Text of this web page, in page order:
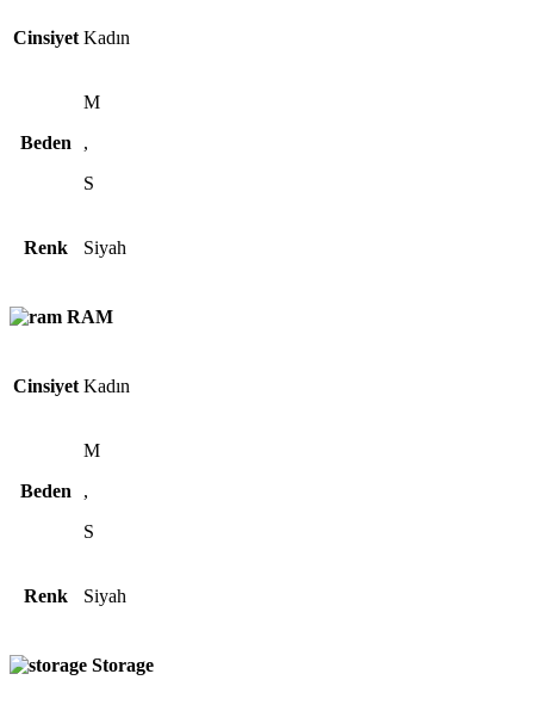
Cinsiyet Kadın
Beden
M
,
S
Renk Siyah
RAM
Cinsiyet Kadın
Beden
M
,
S
Renk Siyah
Storage